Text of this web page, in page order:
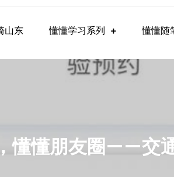
内容
山东 懂懂学习系列 懂懂随
懂懂朋友圈——交